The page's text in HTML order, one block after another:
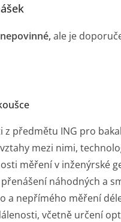
ale je
z předmětu ING pro
mezi nimi,
měření v inženýrské
náhodných a
a nepřímého měření
včetně určení